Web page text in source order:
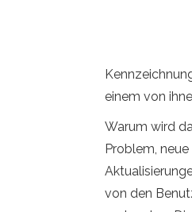
einem von
Warum wird
Problem,
von den